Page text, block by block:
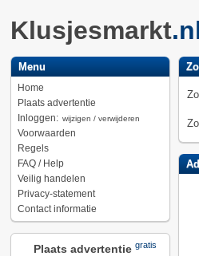
Klusjesmarkt
Menu
Home
Plaats advertentie
Inloggen: wijzigen / verwijderen
Voorwaarden
Regels
FAQ / Help
Veilig handelen
Privacy-statement
Contact informatie
Plaats advertentie gratis